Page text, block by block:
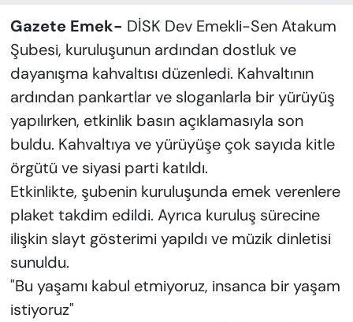
Gazete Emek- DİSK Dev Emekli-Sen Atakum
Şubesi, kuruluşunun ardından dostluk ve
dayanışma kahvaltısı düzenledi. Kahvaltının
ardından pankartlar ve sloganlarla bir yürüyüş
yapılırken, etkinlik basın açıklamasıyla son
buldu. Kahvaltıya ve yürüyüşe çok sayıda kitle
örgütü ve siyasi parti katıldı.
Etkinlikte, şubenin kuruluşunda emek verenlere
plaket takdim edildi. Ayrıca kuruluş sürecine
ilişkin slayt gösterimi yapıldı ve müzik dinletisi
sunuldu.
"Bu yaşamı kabul etmiyoruz, insanca bir yaşam
istiyoruz"
SİYASET
VAN VE DİYARBAKIR HABERLERİ